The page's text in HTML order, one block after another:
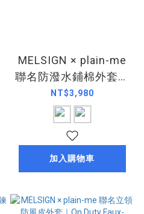
MELSIGN × plain-me
聯名防潑水鋪棉外套｜
Silent Damage
Padded
Jacket（25AW）
NT$3,980
加入購物車